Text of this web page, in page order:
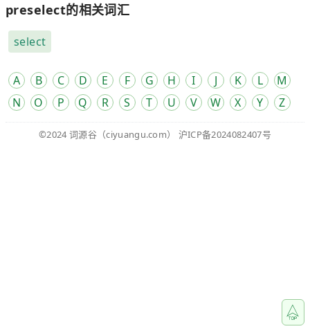
preselect的相关词汇
select
A B C D E F G H I J K L
M
N
O P Q R S T U V W X Y Z
©2024 词源谷 （ciyuangu.com） 沪ICP备2024082407号